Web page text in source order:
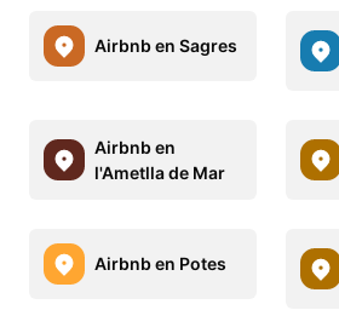
Airbnb en Sagres
Airbnb en
l'Ametlla de Mar
Airbnb en Potes